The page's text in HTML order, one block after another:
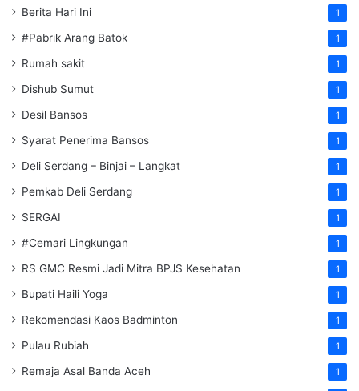
Berita Hari Ini 1
#Pabrik Arang Batok 1
Rumah sakit 1
Dishub Sumut 1
Desil Bansos 1
Syarat Penerima Bansos 1
Deli Serdang – Binjai – Langkat 1
Pemkab Deli Serdang 1
SERGAI 1
#Cemari Lingkungan 1
RS GMC Resmi Jadi Mitra BPJS Kesehatan 1
Bupati Haili Yoga 1
Rekomendasi Kaos Badminton 1
Pulau Rubiah 1
Remaja Asal Banda Aceh 1